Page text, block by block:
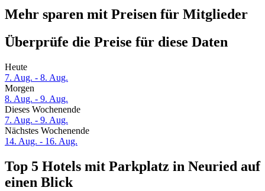
Mehr sparen mit Preisen für Mitglieder
Überprüfe die Preise für diese Daten
Heute
7. Aug. - 8. Aug.
Morgen
8. Aug. - 9. Aug.
Dieses Wochenende
7. Aug. - 9. Aug.
Nächstes Wochenende
14. Aug. - 16. Aug.
Top 5 Hotels mit Parkplatz in Neuried auf
einen Blick